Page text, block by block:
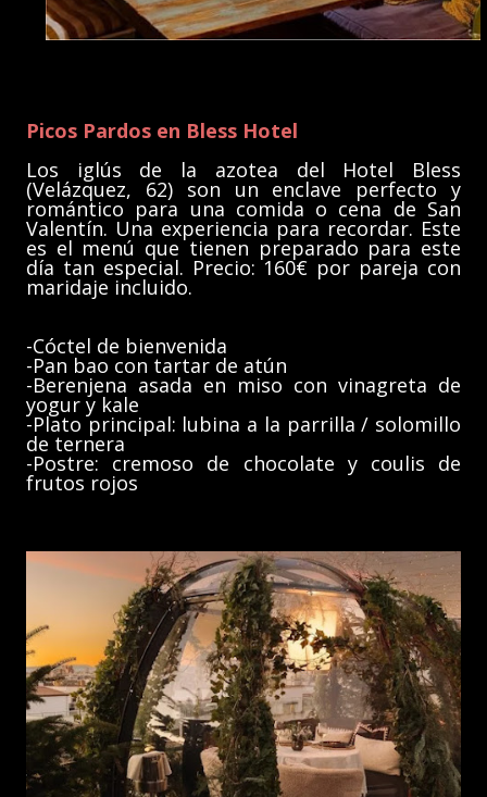
Picos Pardos en Bless Hotel
Los iglús de la azotea del Hotel Bless
(Velázquez, 62) son un enclave perfecto y
romántico para una comida o cena de San
Valentín. Una experiencia para recordar. Este
es el menú que tienen preparado para este
día tan especial. Precio: 160€ por pareja con
maridaje incluido.
-Cóctel de bienvenida
-Pan bao con tartar de atún
-Berenjena asada en miso con vinagreta de
yogur y kale
-Plato principal: lubina a la parrilla / solomillo
de ternera
-Postre: cremoso de chocolate y coulis de
frutos rojos